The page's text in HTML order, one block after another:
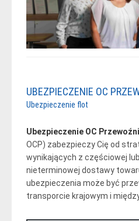
UBEZPIECZENIE OC
Ubezpieczenie flot
Ubezpieczenie OC
OCP) zabezpieczy Cię od
wynikających z częściowej
nieterminowej dostawy
ubezpieczenia może być
transporcie krajowym i